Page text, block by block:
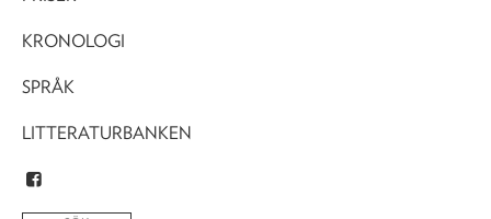
KRONOLOGI
SPRÅK
LITTERATURBANKEN